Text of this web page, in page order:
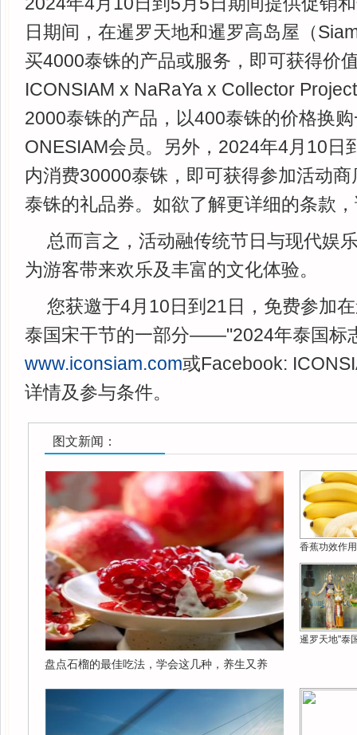
日期间，在暹罗天地和暹罗高岛屋（
买4000泰铢的产品或服务，即可获得价
ICONSIAM x NaRaYa x Collector
2000泰铢的产品，以400泰铢的价格换
ONESIAM会员。另外，2024年4月10日
内消费30000泰铢，即可获得参加活动
泰铢的礼品券。如欲了解更详细的条款
总而言之，活动融传统节日与现代娱
为游客带来欢乐及丰富的文化体验。
您获邀于4月10日到21日，免费参加
泰国宋干节的一部分——"2024年泰国标
www.iconsiam.com或Facebook:
详情及参与条件。
图文新闻：
盘点石榴的最佳吃法，学会这几种，养生又养
香蕉功效作
暹罗天地"泰